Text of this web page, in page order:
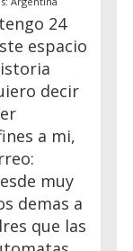
24
espacio
decir
a mi,
muy
demas a
que las